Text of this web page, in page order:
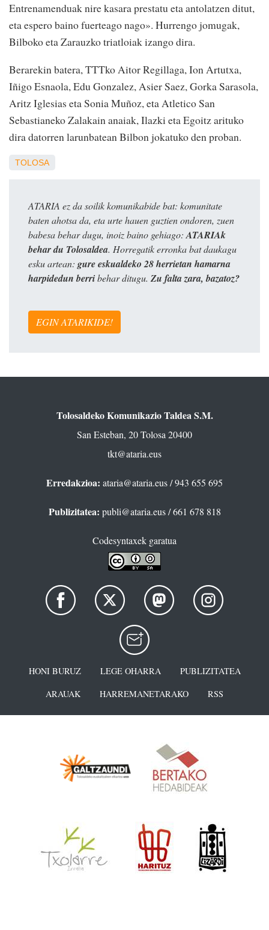
Entrenamenduak nire kasara prestatu eta antolatzen ditut,
eta espero baino fuerteago nago». Hurrengo jomugak,
Bilboko eta Zarauzko triatloiak izango dira.
Berarekin batera, TTTko Aitor Regillaga, Ion Artutxa,
Iñigo Esnaola, Edu Gonzalez, Asier Saez, Gorka Sarasola,
Aritz Iglesias eta Sonia Muñoz, eta Atletico San
Sebastianeko Zalakain anaiak, Ilazki eta Egoitz arituko
dira datorren larunbatean Bilbon jokatuko den proban.
TOLOSA
ATARIA ez da soilik komunikabide bat: komunitate
baten ahotsa da, eta urte hauen guztien ondoren, zuen
babesa behar dugu, inoiz baino gehiago:ATARIAk
behar du Tolosaldea. Horregatik erronka bat daukagu
esku artean: gure eskualdeko 28 herrietan hamarna
harpidedun berribehar ditugu. Zu falta zara, bazatoz?
EGIN ATARIKIDE!
Tolosaldeko Komunikazio Taldea S.M.
San Esteban, 20 Tolosa 20400
tkt@ataria.eus
Erredakzioa: ataria@ataria.eus/ 943 655 695
Publizitatea: publi@ataria.eus/ 661 678 818
Codesyntaxek garatua
HONI BURUZ LEGE OHARRA
PUBLIZITATEA
ARAUAK
HARREMANETARAKO RSS